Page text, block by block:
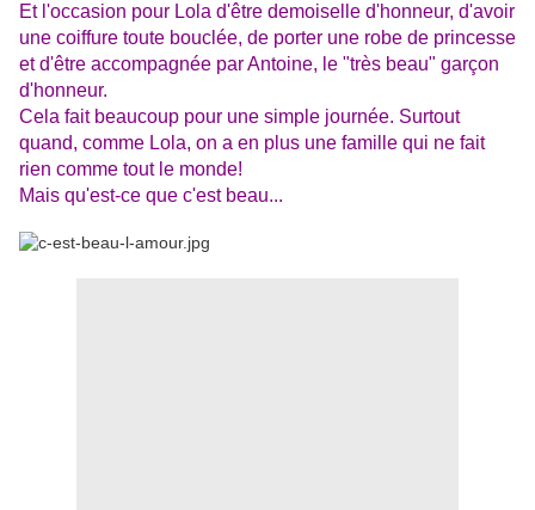
Et l'occasion pour Lola d'être demoiselle d'honneur, d'avoir
une coiffure toute bouclée, de porter une robe de princesse
et d'être accompagnée par Antoine, le "très beau" garçon
d'honneur.
Cela fait beaucoup pour une simple journée. Surtout
quand, comme Lola, on a en plus une famille qui ne fait
rien comme tout le monde!
Mais qu'est-ce que c'est beau...